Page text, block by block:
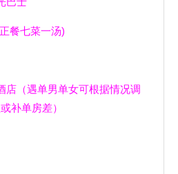
餐七菜一汤)
。
店（遇单男单女可根据情况调
补单房差）